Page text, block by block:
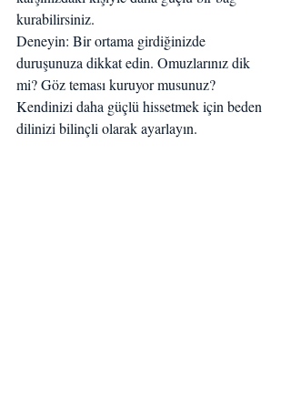
kurabilirsiniz.
Deneyin: Bir ortama girdiğinizde
duruşunuza dikkat edin. Omuzlarınız dik
mi? Göz teması kuruyor musunuz?
Kendinizi daha güçlü hissetmek için beden
dilinizi bilinçli olarak ayarlayın.